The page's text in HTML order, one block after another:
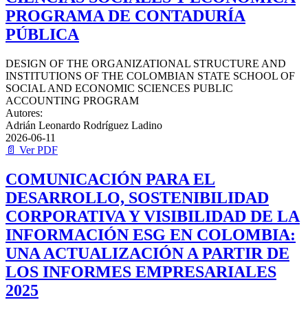
PROGRAMA DE CONTADURÍA
PÚBLICA
DESIGN OF THE ORGANIZATIONAL STRUCTURE AND
INSTITUTIONS OF THE COLOMBIAN STATE SCHOOL OF
SOCIAL AND ECONOMIC SCIENCES PUBLIC
ACCOUNTING PROGRAM
Autores:
Adrián Leonardo Rodríguez Ladino
2026-06-11
📄 Ver PDF
COMUNICACIÓN PARA EL
DESARROLLO, SOSTENIBILIDAD
CORPORATIVA Y VISIBILIDAD DE LA
INFORMACIÓN ESG EN COLOMBIA:
UNA ACTUALIZACIÓN A PARTIR DE
LOS INFORMES EMPRESARIALES
2025